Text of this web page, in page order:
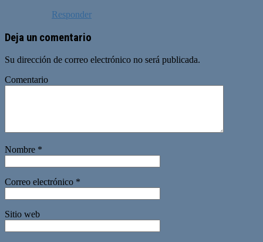
Responder
Deja un comentario
Su dirección de correo electrónico no será publicada.
Comentario
Nombre *
Correo electrónico *
Sitio web